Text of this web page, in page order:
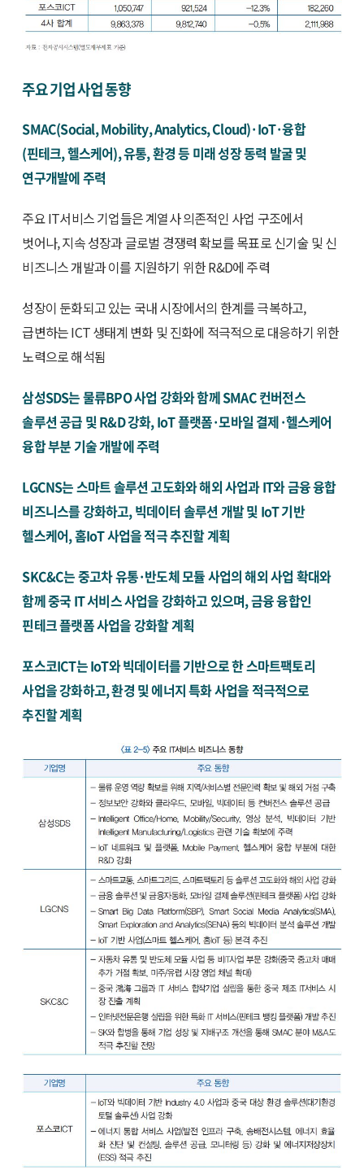
주요 기업 사업 동향
SMAC(Social, Mobility, Analytics, Cloud)·IoT·융합
(핀테크, 헬스케어), 유통, 환경 등 미래 성장 동력 발굴 및
연구개발에 주력
주요 IT서비스 기업들은 계열사 의존적인 사업 구조에서
벗어나, 지속 성장과 글로벌 경쟁력 확보를 목표로 신기술 및 신
비즈니스 개발과 이를 지원하기 위한 R&D에 주력
성장이 둔화되고 있는 국내 시장에서의 한계를 극복하고,
급변하는 ICT 생태계 변화 및 진화에 적극적으로 대응하기 위한
노력으로 해석됨
삼성SDS는 물류BPO 사업 강화와 함께 SMAC 컨버전스
솔루션 공급 및 R&D 강화, IoT 플랫폼·모바일 결제·헬스케어
융합 부분 기술 개발에 주력
LGCNS는 스마트 솔루션 고도화와 해외 사업과 IT와 금융 융합
비즈니스를 강화하고, 빅데이터 솔루션 개발 및 IoT 기반
헬스케어, 홈IoT 사업을 적극 추진할 계획
SKC&C는 중고차 유통·반도체 모듈 사업의 해외 사업 확대와
함께 중국 IT 서비스 사업을 강화하고 있으며, 금융 융합인
핀테크 플랫폼 사업을 강화할 계획
포스코ICT는 IoT와 빅데이터를 기반으로 한 스마트팩토리
사업을 강화하고, 환경 및 에너지 특화 사업을 적극적으로
추진할 계획